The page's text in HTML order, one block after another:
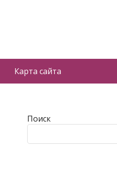
Карта сайта
Поиск